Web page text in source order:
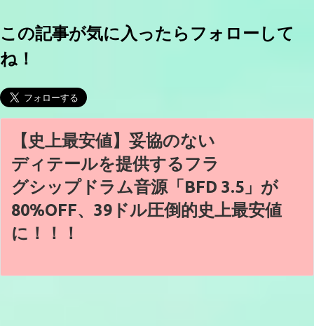
この記事が気に入ったらフォローして
ね！
【史上最安値】妥協のない
ディテールを提供するフラ
グシップドラム音源「BFD 3.5」が
80%OFF、39ドル圧倒的史上最安値
に！！！